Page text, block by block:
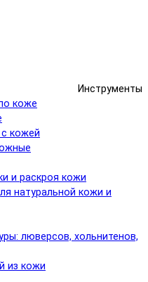
Инструменты
коже
кожей
и раскроя кожи
натуральной кожи и
люверсов, хольнитенов,
из кожи